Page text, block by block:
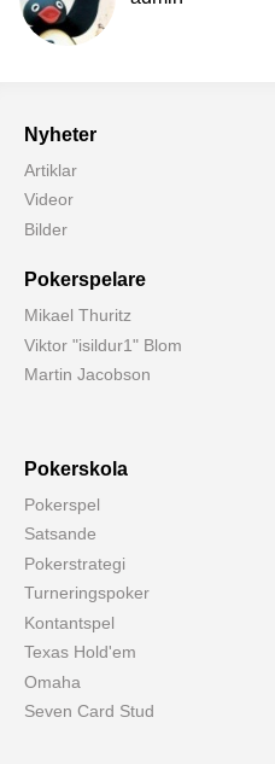
Nyheter
Artiklar
Videor
Bilder
Pokerspelare
Mikael Thuritz
Viktor "isildur1" Blom
Martin Jacobson
Pokerskola
Pokerspel
Satsande
Pokerstrategi
Turneringspoker
Kontantspel
Texas Hold'em
Omaha
Seven Card Stud